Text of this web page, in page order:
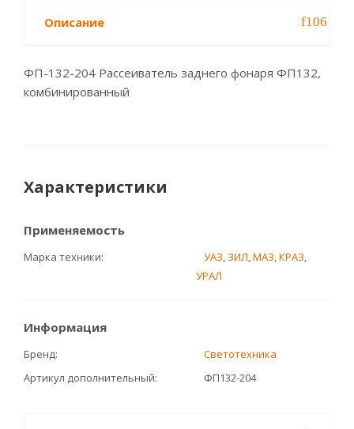
Описание
ФП-132-204 Рассеиватель заднего фонаря ФП132,
комбинированный
Характеристики
Применяемость
Марка техники УАЗ, ЗИЛ,МАЗ,КРАЗ,
УРАЛ
Информация
Бренд
Светотехника
Артикул дополнительный
ФП132-204